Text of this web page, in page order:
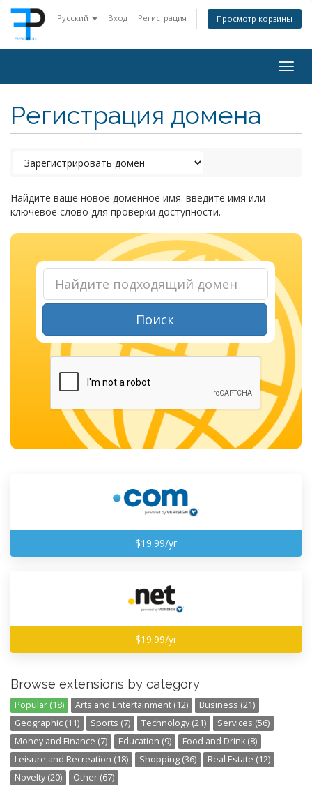
Русский Вход Регистрация Просмотр корзины
Регистрация домена
Найдите ваше новое доменное имя. введите имя или
ключевое слово для проверки доступности.
Поиск
$19.99/yr
$19.99/yr
Browse extensions by category
Popular (18) Arts and Entertainment (12)
Business (21)
Geographic (11)
Sports (7) Technology (21)
Services (56)
Money and Finance (7)
Education (9)
Food and Drink (8)
Leisure and Recreation (18)
Shopping (36)
Real Estate (12)
Novelty (20)
Other (67)